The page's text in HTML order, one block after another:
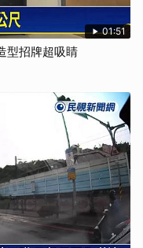
01:51
型招牌超吸睛